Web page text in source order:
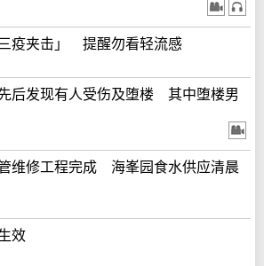
疫夹击」 提醒勿看轻流感
后发现有人受伤及堕楼 其中堕楼男
维修工程完成 海峯园食水供应清晨
效